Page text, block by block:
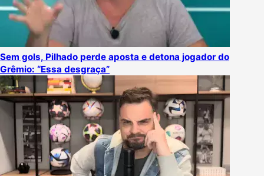
Sem gols, Pilhado perde aposta e detona jogador do
Grêmio: “Essa desgraça”